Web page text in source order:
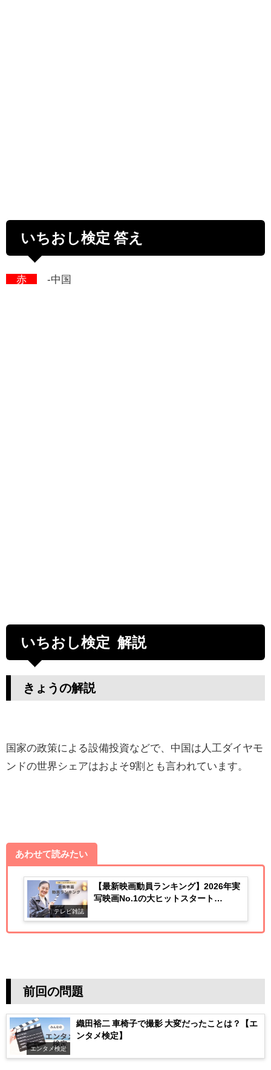
いちおし検定 答え
赤 -中国
いちおし検定 解説
きょうの解説
国家の政策による設備投資などで、中国は人工ダイヤモ
ンドの世界シェアはおよそ9割とも言われています。
あわせて読みたい
テレビ雑誌
【最新映画動員ランキング】2026年実
写映画No.1の大ヒットスタート
前回の問題
エンタメ検定
織田裕二 車椅子で撮影 大変だったことは？【エ
ンタメ検定】